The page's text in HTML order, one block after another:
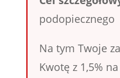
podopiecznego
Na tym Twoje
Kwotę z 1,5%